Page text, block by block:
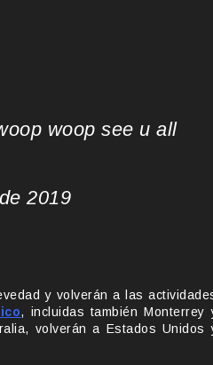
woop see u all
2019
y volverán a las
, incluidas también Monterrey
volverán a Estados Unidos